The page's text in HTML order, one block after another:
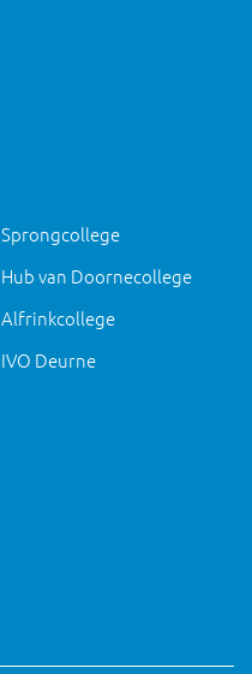
Sprongcollege
Hub van Doornecollege
Alfrinkcollege
IVO Deurne